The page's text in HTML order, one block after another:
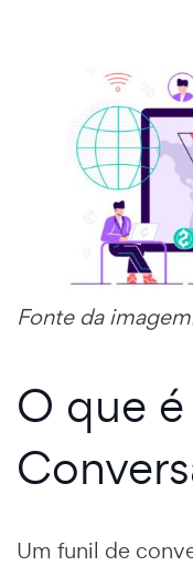
Fonte da
O que
Um funil de